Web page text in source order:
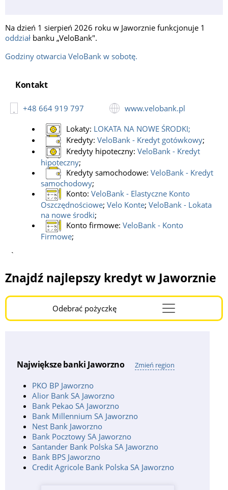
Na dzień 1 sierpień 2026 roku w Jaworznie funkcjonuje 1
oddział banku „VeloBank".
Godziny otwarcia VeloBank w sobotę.
Kontakt
+48 664 919 797 www.velobank.pl
Lokaty: LOKATA NA NOWE ŚRODKI;
Kredyty: VeloBank - Kredyt gotówkowy;
Kredyty hipoteczny: VeloBank - Kredyt
hipoteczny;
Kredyty samochodowe: VeloBank - Kredyt
samochodowy;
Konto: VeloBank - Elastyczne Konto
Oszczędnościowe; Velo Konte; VeloBank - Lokata
na nowe środki;
Konto firmowe: VeloBank - Konto
Firmowe;
`
Znajdź najlepszy kredyt w Jaworznie
Odebrać pożyczkęMenu
Burger
Największe banki Jaworzno Zmień region
PKO BP Jaworzno
Alior Bank SA Jaworzno
Bank Pekao SA Jaworzno
Bank Millennium SA Jaworzno
Nest Bank Jaworzno
Bank Pocztowy SA Jaworzno
Santander Bank Polska SA Jaworzno
Bank BPS Jaworzno
Credit Agricole Bank Polska SA Jaworzno